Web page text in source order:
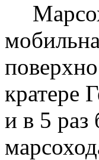
кратере
и в 5